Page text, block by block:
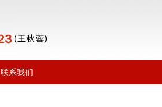
联系我们